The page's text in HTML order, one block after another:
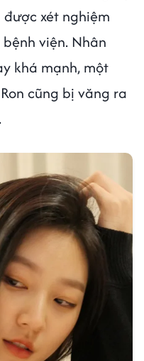
được xét nghiệm
viện. Nhân
khá mạnh, một
cũng bị văng ra